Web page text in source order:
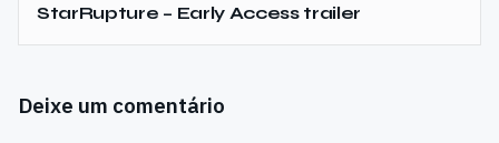
StarRupture – Early Access trailer
Deixe um comentário